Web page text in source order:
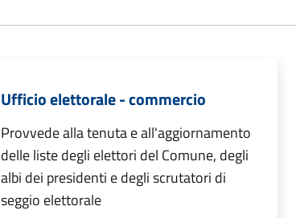
Ufficio elettorale - commercio
Provvede alla tenuta e all'aggiornamento
delle liste degli elettori del Comune, degli
albi dei presidenti e degli scrutatori di
seggio elettorale